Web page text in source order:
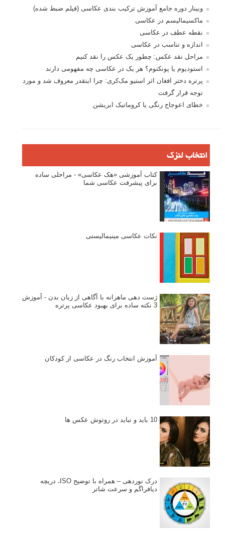
وبینار دوره جامع آموزش ترکیب بندی عکاسی (فیلم ضبط شده)
ماکسیمالیسم در عکاسی
نقطه عطف در عکاسی
اندازه و تناسب در عکاسی
مراحل نقد عکس: چطور یک عکس را نقد کنیم
استودیوم یا پونکتوم؟ هر یک در عکاسی چه مفهومی دارند
پرتره دختر افغان اثر استیو مک‌کری: چرا اینقدر معروف شد و مورد
توجه قرار گرفت
خطای اعوجاج رنگی یا کروماتیک ابریشن
انتخاب لنزک
کتاب آموزشی «هک عکاسی» - مراحلی ساده
برای پیشرفت عکاسی شما
نکات عکاسی مینیمالیستی
ژست دهی ماهرانه با آگاهی از زبان بدن - آموزش
3 نکته ساده برای بهبود عکاسی پرتره
آموزش انتخاب رنگ در عکاسی از کودکان
10 باید و نباید در روتوش عکس ها
درک نوردهی – همراه با توضیح ISO، دریچه
دیافراگم و سرعت شاتر